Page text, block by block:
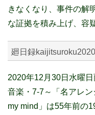
きなくなり、事件の解
な証拠を積み上げ、容
廻日録
2020年12月30日水曜
音楽・7-7～「名アレン
my mind」は55年前の